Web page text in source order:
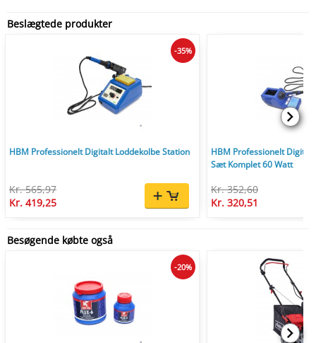
Beslægtede produkter
HBM Professionelt Digitalt Loddekolbe Station
Kr. 565,97
Kr. 419,25
-35%
HBM Professionelt
Sæt Komplet 60 Watt
Kr. 352,60
Kr. 320,51
Besøgende købte også
-20%